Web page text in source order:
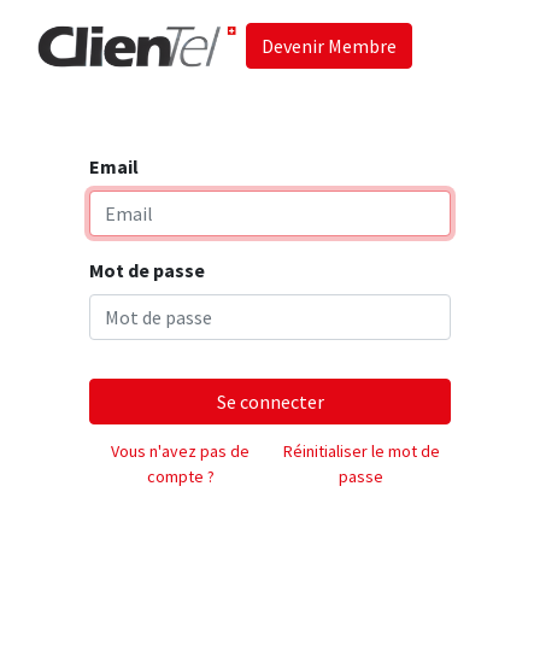
Devenir Membre
Email
Mot de passe
Se connecter
Vous n'avez pas de
compte ?
Réinitialiser le mot de
passe